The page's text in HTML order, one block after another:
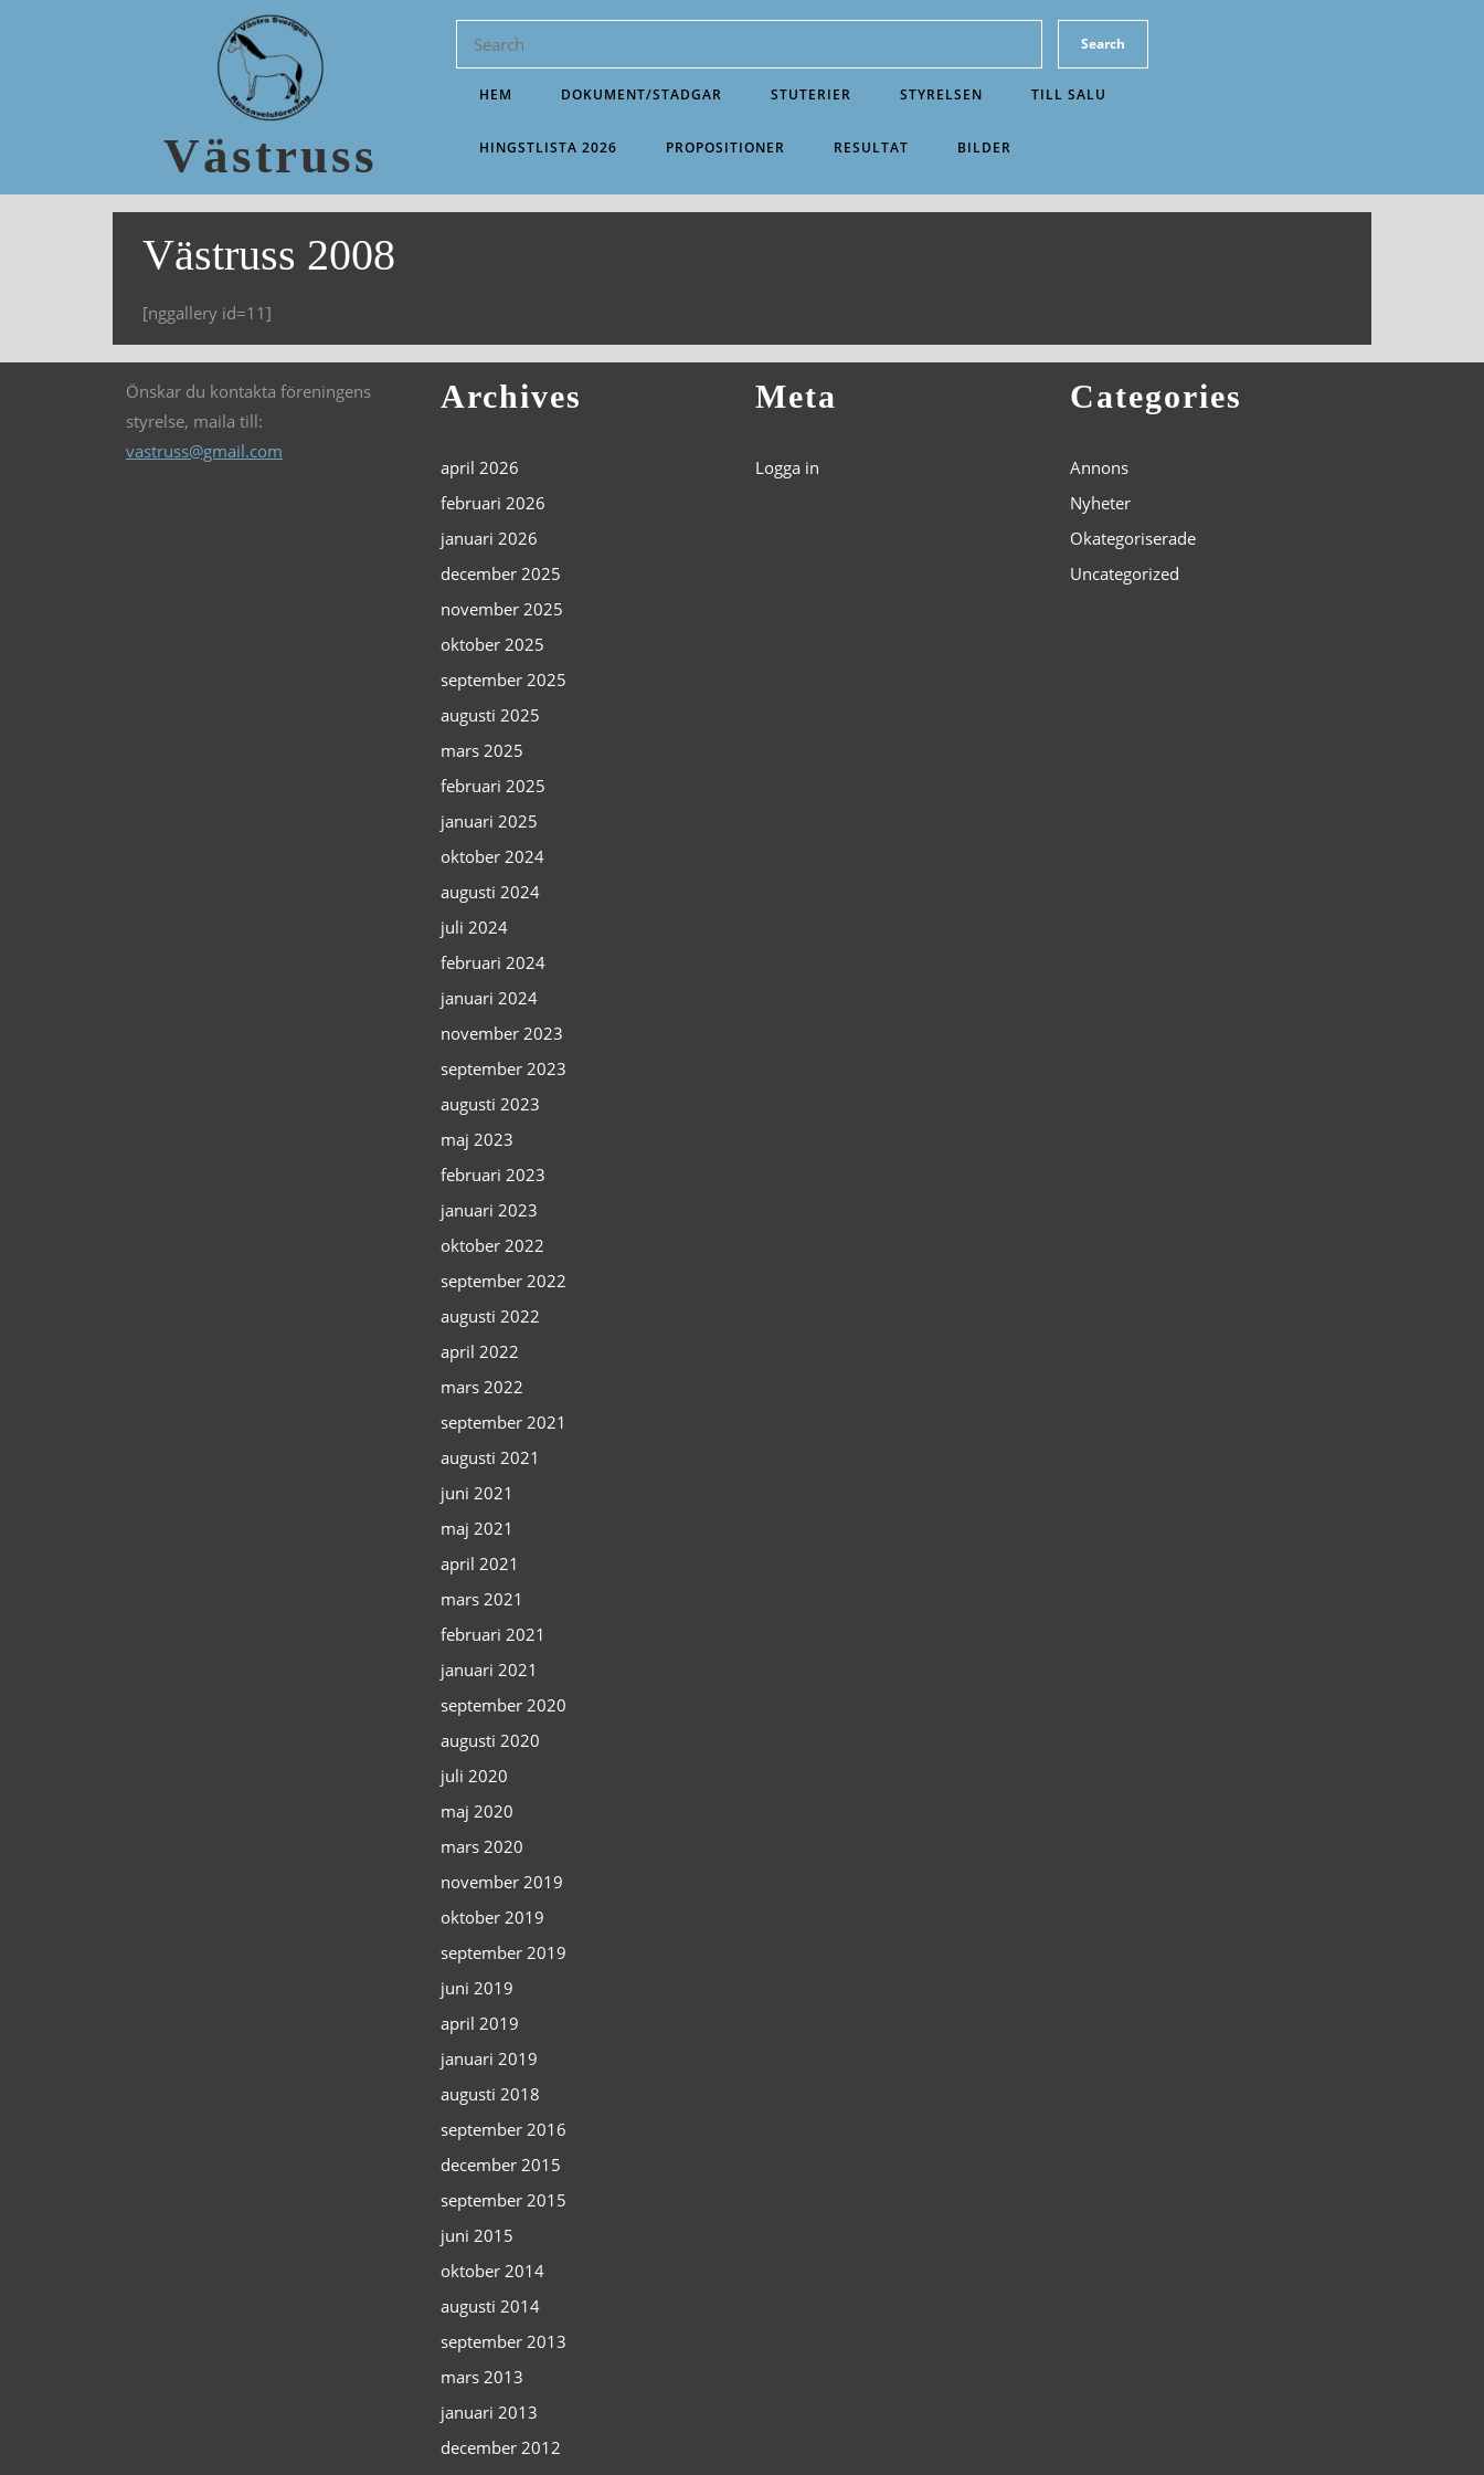
Västruss
HEM DOKUMENT/STADGAR STUTERIER STYRELSEN TILL SALU
HINGSTLISTA 2026 PROPOSITIONER RESULTAT BILDER
Västruss 2008
[nggallery id=11]
Önskar du kontakta föreningens
styrelse, maila till:
vastruss@gmail.com
Archives
april 2026
februari 2026
januari 2026
december 2025
november 2025
oktober 2025
september 2025
augusti 2025
mars 2025
februari 2025
januari 2025
oktober 2024
augusti 2024
juli 2024
februari 2024
januari 2024
november 2023
september 2023
augusti 2023
maj 2023
februari 2023
januari 2023
oktober 2022
september 2022
augusti 2022
april 2022
mars 2022
september 2021
augusti 2021
juni 2021
maj 2021
april 2021
mars 2021
februari 2021
januari 2021
september 2020
augusti 2020
juli 2020
maj 2020
mars 2020
november 2019
oktober 2019
september 2019
juni 2019
april 2019
januari 2019
augusti 2018
september 2016
december 2015
september 2015
juni 2015
oktober 2014
augusti 2014
september 2013
mars 2013
januari 2013
december 2012
Meta
Logga in
Categories
Annons
Nyheter
Okategoriserade
Uncategorized